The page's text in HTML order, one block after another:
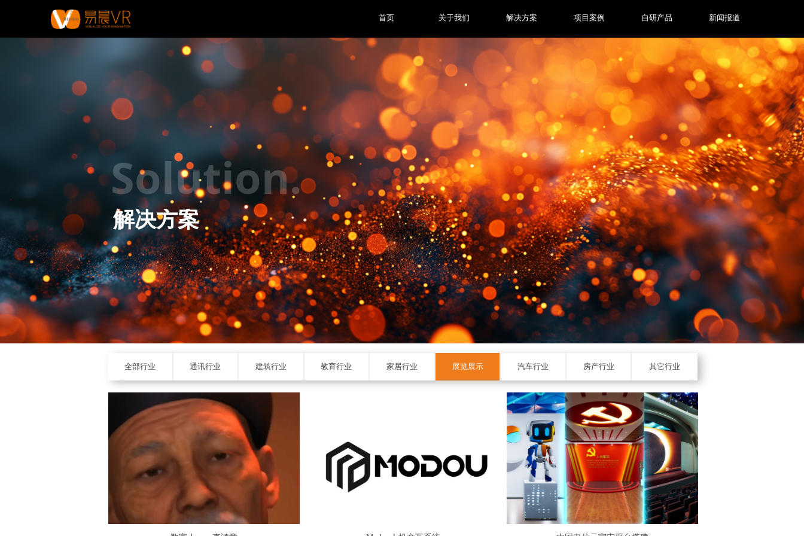
首页 关于我们 解决方案 项目案例 自研产品 新闻报道
全部行业 通讯行业 建筑行业 教育行业 家居行业 展览展示 汽车行业 房产行业 其它行业
Solution.
解决方案